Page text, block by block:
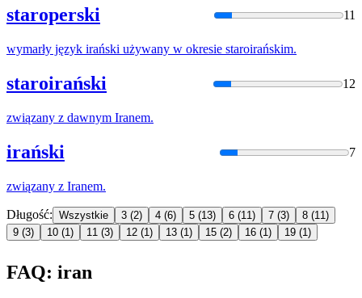
staroperski 11
wymarły język irański używany w okresie staroirańskim.
staroirański 12
związany z dawnym Iranem.
irański 7
związany z Iranem.
Długość: Wszystkie 3 (2) 4 (6) 5 (13) 6 (11) 7 (3) 8 (11)
9 (3) 10 (1) 11 (3) 12 (1) 13 (1) 15 (2) 16 (1) 19 (1)
FAQ: iran